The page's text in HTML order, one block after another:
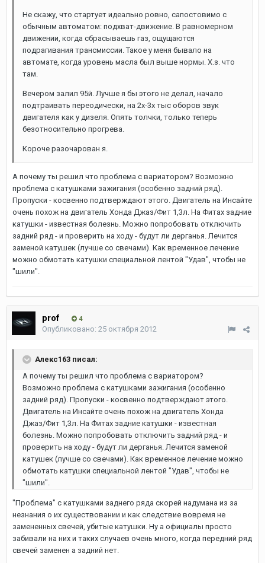
Не скажу, что стартует идеально ровно, сапостовимо с
обычным автоматом: подхват-движение. В равномерном
движении, когда сбрасываешь газ, ощущаются
подрагивания трансмиссии. Такое у меня бывало на
автомате, когда уровень масла был выше нормы. Х.з. что
там.
Вечером залил 95й. Лучше я бы этого не делал, начало
подтраивать переодически, на 2х-3х тыс оборов звук
двигателя как у дизеля. Опять толчки, только теперь
безотносительно прогрева.
Короче разочарован я.
А почему ты решил что проблема с вариатором? Возможно
проблема с катушками зажигания (особенно задний ряд).
Пропуски - косвенно подтверждают этого. Двигатель на Инсайте
очень похож на двигатель Хонда Джаз/Фит 1,3л. На Фитах задние
катушки - известная болезнь. Можно попробовать отключить
задний ряд - и проверить на ходу - будут ли дерганья. Лечится
заменой катушек (лучше со свечами). Как временное лечение
можно обмотать катушки специальной лентой "Удав", чтобы не
"шили".
prof 4
Опубликовано: 25 октября 2012
Алекс163 писал:
А почему ты решил что проблема с вариатором?
Возможно проблема с катушками зажигания (особенно
задний ряд). Пропуски - косвенно подтверждают этого.
Двигатель на Инсайте очень похож на двигатель Хонда
Джаз/Фит 1,3л. На Фитах задние катушки - известная
болезнь. Можно попробовать отключить задний ряд - и
проверить на ходу - будут ли дерганья. Лечится заменой
катушек (лучше со свечами). Как временное лечение можно
обмотать катушки специальной лентой "Удав", чтобы не
"шили".
"Проблема" с катушками заднего ряда скорей надумана из за
незнания о их существовании и как следствие вовремя не
замененных свечей, убитые катушки. Ну а официалы просто
забивали на них и таких случаев очень много, когда передний ряд
свечей заменен а задний нет.